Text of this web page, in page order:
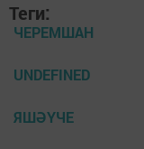
Теги:
ЧЕРЕМШАН
UNDEFINED
ЯШӘҮЧЕ